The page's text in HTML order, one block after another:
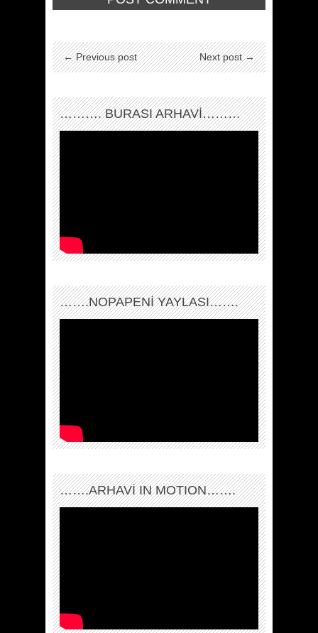
← Previous post Next post →
………. BURASI ARHAVİ………
…….NOPAPENİ YAYLASI…….
…….ARHAVI IN MOTION…….